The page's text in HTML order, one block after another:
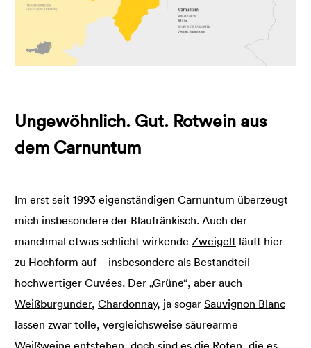
Ungewöhnlich. Gut. Rotwein aus
dem Carnuntum
Im erst seit 1993 eigenständigen Carnuntum überzeugt
mich insbesondere der Blaufränkisch. Auch der
manchmal etwas schlicht wirkende Zweigelt läuft hier
zu Hochform auf – insbesondere als Bestandteil
hochwertiger Cuvées. Der „Grüne“, aber auch
Weißburgunder, Chardonnay, ja sogar Sauvignon Blanc
lassen zwar tolle, vergleichsweise säurearme